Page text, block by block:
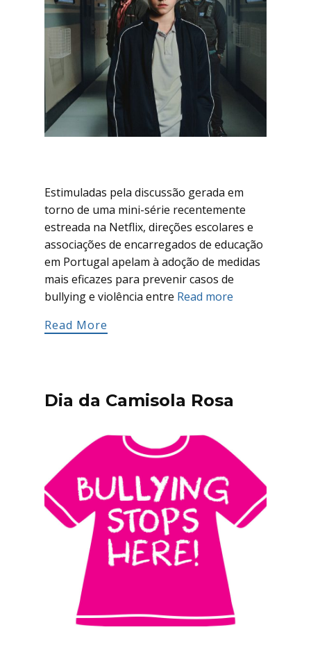
Estimuladas pela discussão gerada em
torno de uma mini-série recentemente
estreada na Netflix, direções escolares e
associações de encarregados de educação
em Portugal apelam à adoção de medidas
mais eficazes para prevenir casos de
bullying e violência entre Read more
Read More
Dia da Camisola Rosa